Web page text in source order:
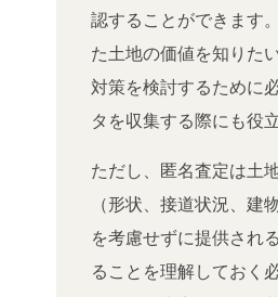
認することができます
た土地の価値を知りた
対策を検討するために
タを収集する際にも役
ただし、匿名査定は土
（形状、接道状況、建
を考慮せずに提供され
ることを理解しておく